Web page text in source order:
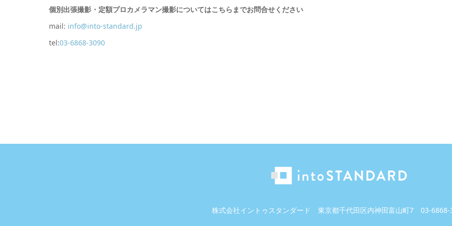
個別出張撮影・定額プロカメラマン撮影についてはこちらまでお問合せください
mail: info@into-standard.jp
tel:03-6868-3090
株式会社イントゥスタンダード 東京都千代田区内神田富山町7 03-6868-